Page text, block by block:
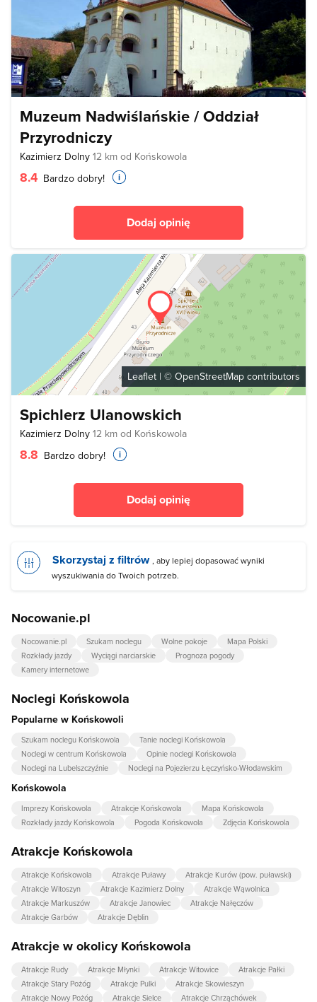
Muzeum Nadwiślańskie / Oddział
Przyrodniczy
Kazimierz Dolny 12 km od Końskowola
8.4 Bardzo dobry!
Dodaj opinię
Leaflet | © OpenStreetMap contributors
Spichlerz Ulanowskich
Kazimierz Dolny 12 km od Końskowola
8.8 Bardzo dobry!
Dodaj opinię
Skorzystaj z filtrów , aby lepiej dopasować wyniki
wyszukiwania do Twoich potrzeb.
Nocowanie.pl
Nocowanie.pl Szukam noclegu Wolne pokoje
Mapa Polski
Rozkłady jazdy
Wyciągi narciarskie
Prognoza pogody
Kamery internetowe
Noclegi Końskowola
Popularne w Końskowoli
Szukam noclegu Końskowola
Tanie noclegi Końskowola
Noclegi w centrum Końskowola
Opinie noclegi Końskowola
Noclegi na Lubelszczyźnie
Noclegi na Pojezierzu Łęczyńsko-Włodawskim
Końskowola
Imprezy Końskowola Atrakcje Końskowola
Mapa Końskowola
Rozkłady jazdy Końskowola
Pogoda Końskowola Zdjęcia Końskowola
Atrakcje Końskowola
Atrakcje Końskowola Atrakcje Puławy
Atrakcje Kurów (pow. puławski)
Atrakcje Witoszyn
Atrakcje Kazimierz Dolny
Atrakcje Wąwolnica
Atrakcje Markuszów
Atrakcje Janowiec
Atrakcje Nałęczów
Atrakcje Garbów
Atrakcje Dęblin
Atrakcje w okolicy Końskowola
Atrakcje Rudy Atrakcje Młynki Atrakcje Witowice
Atrakcje Pałki
Atrakcje Stary Pożóg
Atrakcje Pulki
Atrakcje Skowieszyn
Atrakcje Nowy Pożóg
Atrakcje Sielce
Atrakcje Chrząchówek